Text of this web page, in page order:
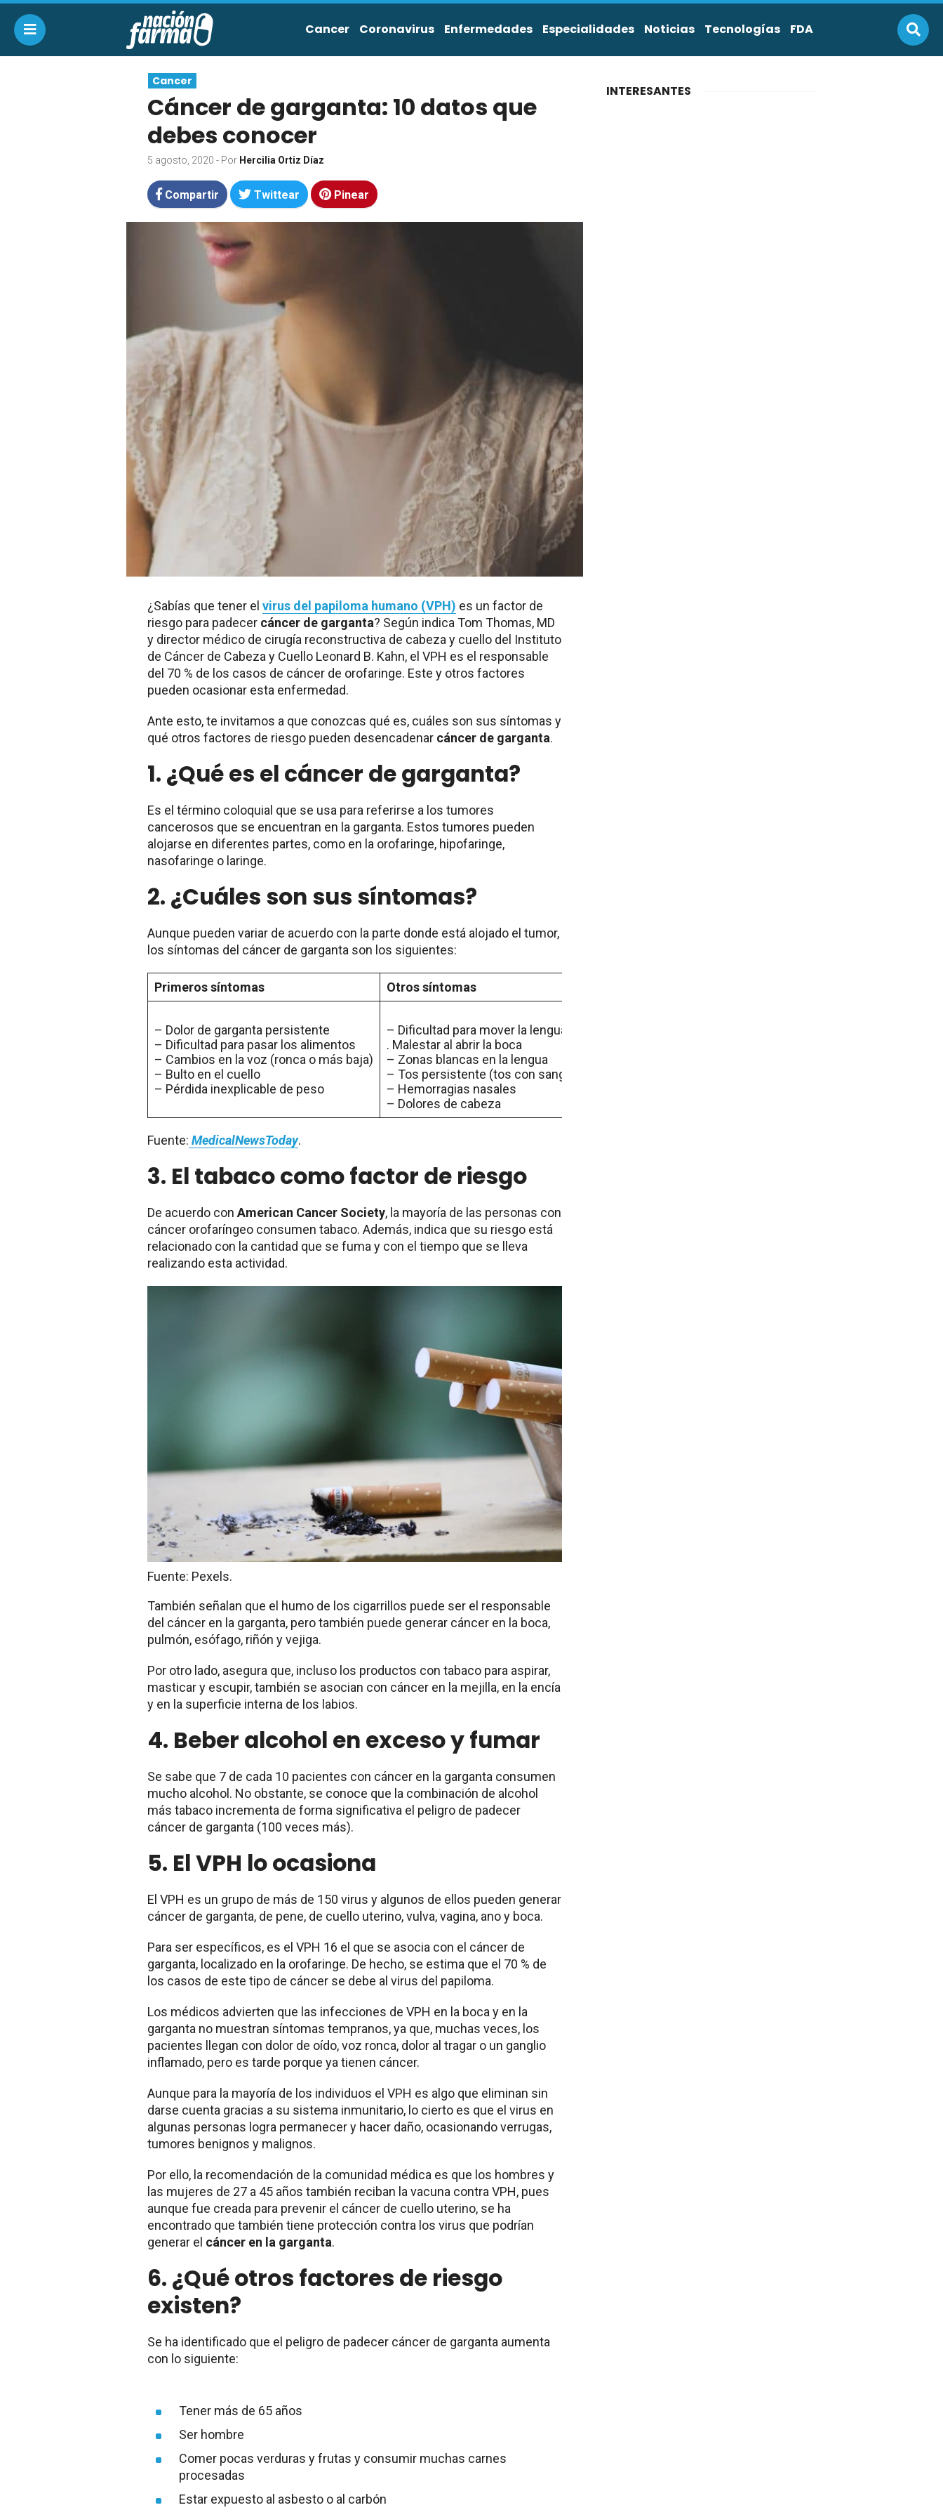
Cancer Coronavirus Enfermedades Especialidades Noticias Tecnologías FDA
Cancer
Cáncer de garganta: 10 datos que
debes conocer
5 agosto, 2020 - Por Hercilia Ortiz Díaz
Compartir Twittear Pinear
¿Sabías que tener el virus del papiloma humano (VPH) es un factor de
riesgo para padecer cáncer de garganta? Según indica Tom Thomas, MD
y director médico de cirugía reconstructiva de cabeza y cuello del Instituto
de Cáncer de Cabeza y Cuello Leonard B. Kahn, el VPH es el responsable
del 70 % de los casos de cáncer de orofaringe. Este y otros factores
pueden ocasionar esta enfermedad.
Ante esto, te invitamos a que conozcas qué es, cuáles son sus síntomas y
qué otros factores de riesgo pueden desencadenar cáncer de garganta.
1. ¿Qué es el cáncer de garganta?
Es el término coloquial que se usa para referirse a los tumores
cancerosos que se encuentran en la garganta. Estos tumores pueden
alojarse en diferentes partes, como en la orofaringe, hipofaringe,
nasofaringe o laringe.
2. ¿Cuáles son sus síntomas?
Aunque pueden variar de acuerdo con la parte donde está alojado el tumor,
los síntomas del cáncer de garganta son los siguientes:
Primeros síntomas Otros síntomas
– Dolor de garganta persistente
– Dificultad para pasar los alimentos
– Cambios en la voz (ronca o más baja)
– Bulto en el cuello
– Pérdida inexplicable de peso
– Dificultad para mover la lengua
. Malestar al abrir la boca
– Zonas blancas en la lengua
– Tos persistente (tos con sangre)
– Hemorragias nasales
– Dolores de cabeza
Fuente: MedicalNewsToday.
3. El tabaco como factor de riesgo
De acuerdo con American Cancer Society, la mayoría de las personas con
cáncer orofaríngeo consumen tabaco. Además, indica que su riesgo está
relacionado con la cantidad que se fuma y con el tiempo que se lleva
realizando esta actividad.
Fuente: Pexels.
También señalan que el humo de los cigarrillos puede ser el responsable
del cáncer en la garganta, pero también puede generar cáncer en la boca,
pulmón, esófago, riñón y vejiga.
Por otro lado, asegura que, incluso los productos con tabaco para aspirar,
masticar y escupir, también se asocian con cáncer en la mejilla, en la encía
y en la superficie interna de los labios.
4. Beber alcohol en exceso y fumar
Se sabe que 7 de cada 10 pacientes con cáncer en la garganta consumen
mucho alcohol. No obstante, se conoce que la combinación de alcohol
más tabaco incrementa de forma significativa el peligro de padecer
cáncer de garganta (100 veces más).
5. ElVPH lo ocasiona
El VPH es un grupo de más de 150 virus y algunos de ellos pueden generar
cáncer de garganta, de pene, de cuello uterino, vulva, vagina, ano y boca.
Para ser específicos, es el VPH 16 el que se asocia con el cáncer de
garganta, localizado en la orofaringe. De hecho, se estima que el 70 % de
los casos de este tipo de cáncer se debe al virus del papiloma.
Los médicos advierten que las infecciones de VPH en la boca y en la
garganta no muestran síntomas tempranos, ya que, muchas veces, los
pacientes llegan con dolor de oído, voz ronca, dolor al tragar o un ganglio
inflamado, pero es tarde porque ya tienen cáncer.
Aunque para la mayoría de los individuos el VPH es algo que eliminan sin
darse cuenta gracias a su sistema inmunitario, lo cierto es que el virus en
algunas personas logra permanecer y hacer daño, ocasionando verrugas,
tumores benignos y malignos.
Por ello, la recomendación de la comunidad médica es que los hombres y
las mujeres de 27 a 45 años también reciban la vacuna contra VPH, pues
aunque fue creada para prevenir el cáncer de cuello uterino, se ha
encontrado que también tiene protección contra los virus que podrían
generar el cáncer en la garganta.
6. ¿Qué otros factores de riesgo
existen?
Se ha identificado que el peligro de padecer cáncer de garganta aumenta
con lo siguiente:
Tener más de 65 años
Ser hombre
Comer pocas verduras y frutas y consumir muchas carnes
procesadas
Estar expuesto al asbesto o al carbón
INTERESANTES